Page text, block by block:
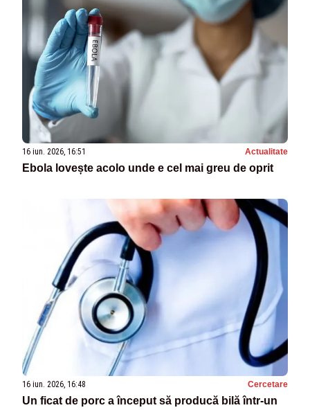
16 iun. 2026, 16:51 Actualitate
Ebola lovește acolo unde e cel mai greu de oprit
16 iun. 2026, 16:48 Cercetare
Un ficat de porc a început să producă bilă într-un